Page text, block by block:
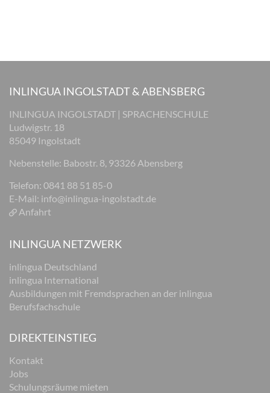
INLINGUA INGOLSTADT & ABENSBERG
INLINGUA INGOLSTADT | SPRACHENSCHULE
Ludwigstr. 18
85049 Ingolstadt
Nebenstelle: Babostr. 8, 93326 Abensberg
Telefon: 0841 88 51 85-0
E-Mail: info@inlingua-ingolstadt.de
Anfahrt
INLINGUA NETZWERK
inlingua Deutschland
inlingua International
Ausbildungen mit Fremdsprachen an der inlingua
Berufsfachschule
DIREKTEINSTIEG
Kontakt
Jobs
Schulungsräume mieten